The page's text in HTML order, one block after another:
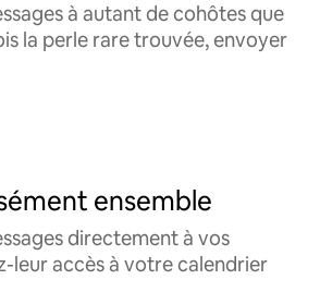
à autant de cohôtes que
la perle rare trouvée, envoyer
ensemble
directement à vos
leur accès à votre calendrier